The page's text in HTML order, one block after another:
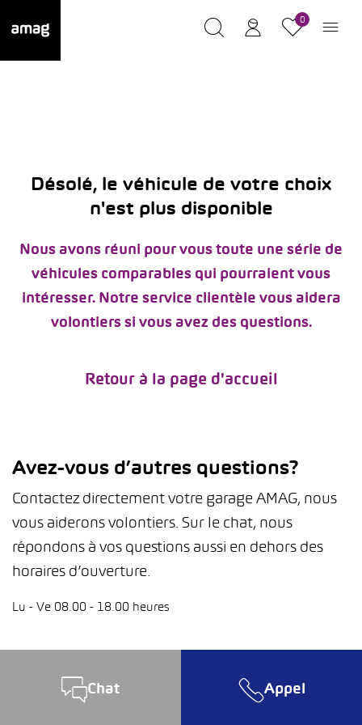
0
Désolé, le véhicule de votre choix
n'est plus disponible
Nous avons réuni pour vous toute une série de
véhicules comparables qui pourraient vous
intéresser. Notre service clientèle vous aidera
volontiers si vous avez des questions.
Retour à la page d'accueil
Avez-vous d’autres questions?
Contactez directement votre garage AMAG, nous
vous aiderons volontiers. Sur le chat, nous
répondons à vos questions aussi en dehors des
horaires d’ouverture.
Lu - Ve 08.00 - 18.00 heures
Chat Appel